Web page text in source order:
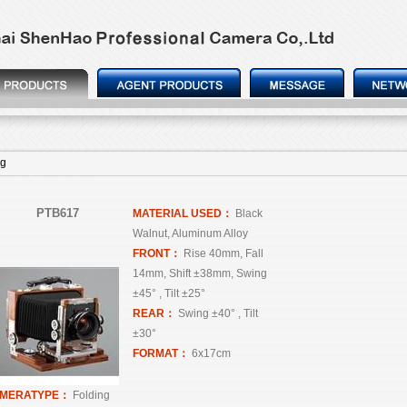
PTB617 MATERIAL USED：
Black
Walnut, Aluminum Alloy
FRONT：
Rise 40mm, Fall
14mm, Shift ±38mm, Swing
±45° , Tilt ±25°
REAR： Swing ±40° , Tilt
±30°
FORMAT： 6x17cm
： Folding